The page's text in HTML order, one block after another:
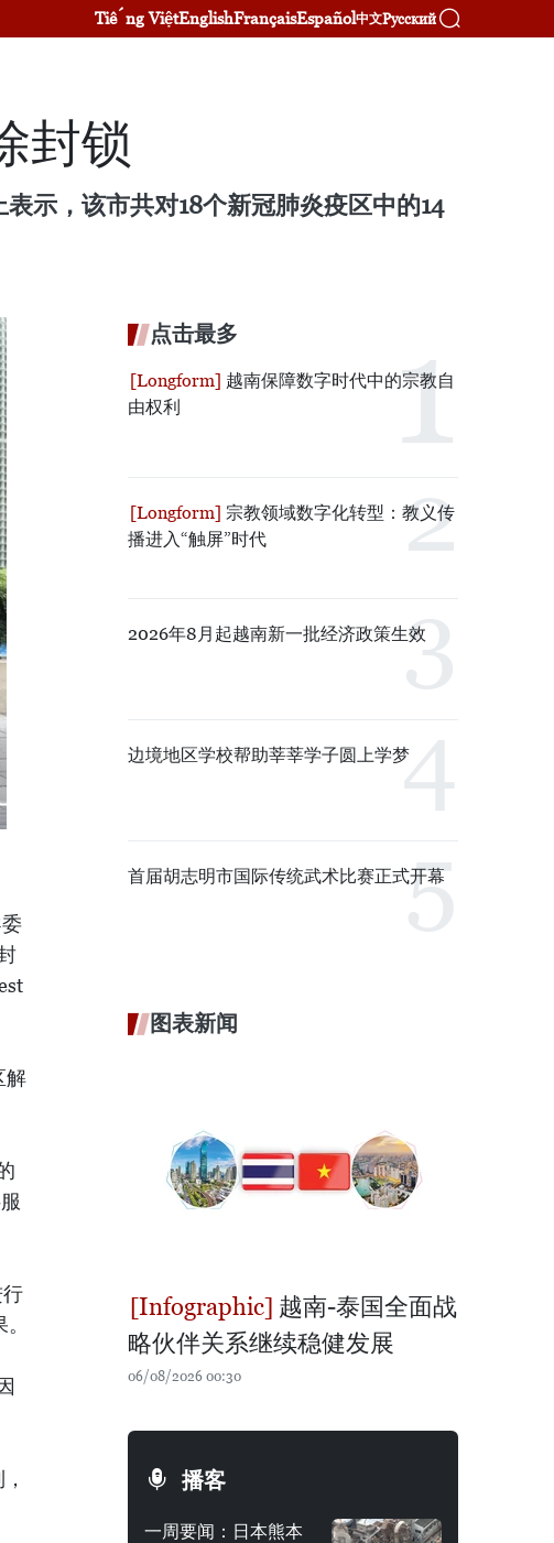
Tiếng ViệtEnglishFrançaisEspañol中文Русский
封锁
示，该市共对18个新冠肺炎疫区中的14
解
点击最多
越南保障数字时代中的宗教自
由权利
宗教领域数字化转型：教义传
播进入“触屏”时代
2026年8月起越南新一批经济政策生效
边境地区学校帮助莘莘学子圆上学梦
首届胡志明市国际传统武术比赛正式开幕
图表新闻
越南-泰国全面战
略伙伴关系继续稳健发展
06/08/2026 00:30
播客
一周要闻：日本熊本